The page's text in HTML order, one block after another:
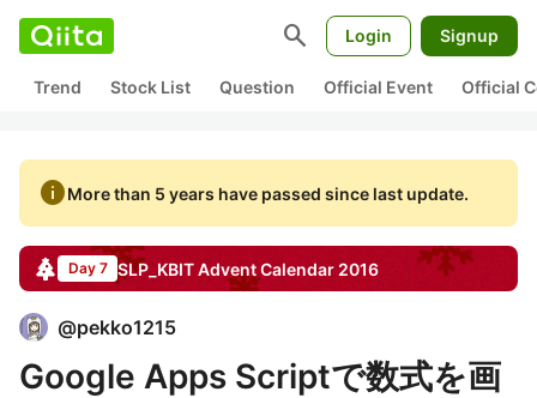
search Login Signup
Trend Stock List Question Official Event Official
infoMore than 5 years have passed since last update.
Day 7 SLP_KBITAdvent Calendar 2016
@pekko1215
Google Apps Scriptで数式を画